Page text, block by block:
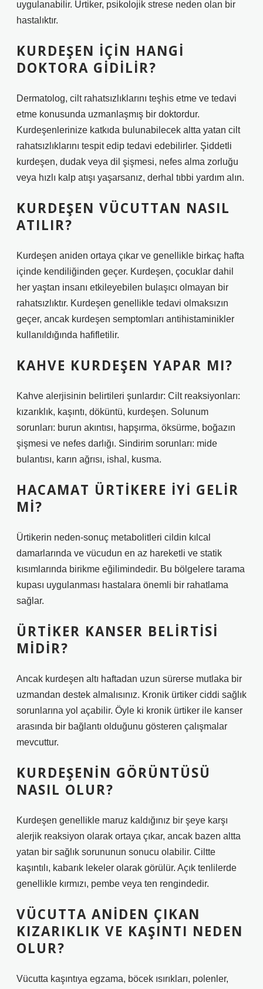
uygulanabilir. Ürtiker, psikolojik strese neden olan bir
hastalıktır.
KURDEŞEN IÇIN HANGI
DOKTORA GIDILIR?
Dermatolog, cilt rahatsızlıklarını teşhis etme ve tedavi
etme konusunda uzmanlaşmış bir doktordur.
Kurdeşenlerinize katkıda bulunabilecek altta yatan cilt
rahatsızlıklarını tespit edip tedavi edebilirler. Şiddetli
kurdeşen, dudak veya dil şişmesi, nefes alma zorluğu
veya hızlı kalp atışı yaşarsanız, derhal tıbbi yardım alın.
KURDEŞEN VÜCUTTAN NASIL
ATILIR?
Kurdeşen aniden ortaya çıkar ve genellikle birkaç hafta
içinde kendiliğinden geçer. Kurdeşen, çocuklar dahil
her yaştan insanı etkileyebilen bulaşıcı olmayan bir
rahatsızlıktır. Kurdeşen genellikle tedavi olmaksızın
geçer, ancak kurdeşen semptomları antihistaminikler
kullanıldığında hafifletilir.
KAHVE KURDEŞEN YAPAR MI?
Kahve alerjisinin belirtileri şunlardır: Cilt reaksiyonları:
kızarıklık, kaşıntı, döküntü, kurdeşen. Solunum
sorunları: burun akıntısı, hapşırma, öksürme, boğazın
şişmesi ve nefes darlığı. Sindirim sorunları: mide
bulantısı, karın ağrısı, ishal, kusma.
HACAMAT ÜRTIKERE IYI GELIR
MI?
Ürtikerin neden-sonuç metabolitleri cildin kılcal
damarlarında ve vücudun en az hareketli ve statik
kısımlarında birikme eğilimindedir. Bu bölgelere tarama
kupası uygulanması hastalara önemli bir rahatlama
sağlar.
ÜRTIKER KANSER BELIRTISI
MIDIR?
Ancak kurdeşen altı haftadan uzun sürerse mutlaka bir
uzmandan destek almalısınız. Kronik ürtiker ciddi sağlık
sorunlarına yol açabilir. Öyle ki kronik ürtiker ile kanser
arasında bir bağlantı olduğunu gösteren çalışmalar
mevcuttur.
KURDEŞENIN GÖRÜNTÜSÜ
NASIL OLUR?
Kurdeşen genellikle maruz kaldığınız bir şeye karşı
alerjik reaksiyon olarak ortaya çıkar, ancak bazen altta
yatan bir sağlık sorununun sonucu olabilir. Ciltte
kaşıntılı, kabarık lekeler olarak görülür. Açık tenlilerde
genellikle kırmızı, pembe veya ten rengindedir.
VÜCUTTA ANIDEN ÇIKAN
KIZARIKLIK VE KAŞINTI NEDEN
OLUR?
Vücutta kaşıntıya egzama, böcek ısırıkları, polenler,